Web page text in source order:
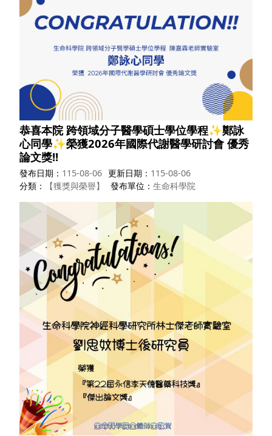
恭喜本院 跨領域分子醫學碩士學位學程✨鄭詠
心同學✨榮獲2026年國際代謝醫學研討會 優秀
論文獎!!
發布日期 115-08-06 更新日期
115-08-06
分類
【獲獎與榮譽】 發布單位 生命科學院